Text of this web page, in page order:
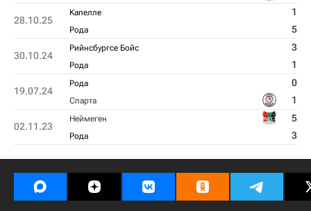
28.10.25
Kапелле 1
Рода 5
30.10.24
Рийнсбургсе Бойс 3
Рода 1
19.07.24
Рода 0
Спарта 1
02.11.23
Неймеген 5
Рода 3